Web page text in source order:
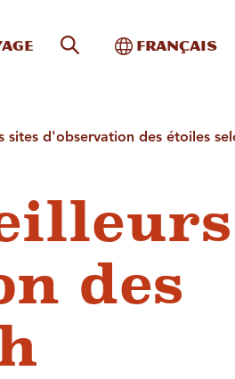
Recherche sur le
Basculer
Français
sites d'observation des étoiles
des